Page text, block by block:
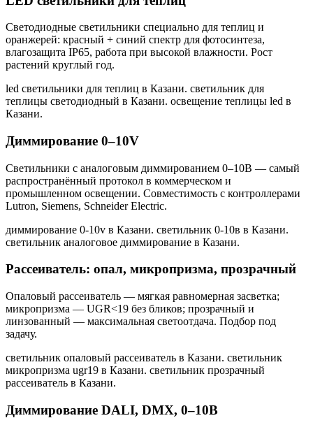
Светодиодные светильники специально для теплиц и
оранжерей: красный + синий спектр для фотосинтеза,
влагозащита IP65, работа при высокой влажности. Рост
растений круглый год.
led светильники для теплиц в Казани. светильник для
теплицы светодиодный в Казани. освещение теплицы led в
Казани.
Диммирование 0–10V
Светильники с аналоговым диммированием 0–10В — самый
распространённый протокол в коммерческом и
промышленном освещении. Совместимость с контроллерами
Lutron, Siemens, Schneider Electric.
диммирование 0-10v в Казани. светильник 0-10в в Казани.
светильник аналоговое диммирование в Казани.
Рассеиватель: опал, микропризма, прозрачный
Опаловый рассеиватель — мягкая равномерная засветка;
микропризма — UGR<19 без бликов; прозрачный и
линзованный — максимальная светоотдача. Подбор под
задачу.
светильник опаловый рассеиватель в Казани. светильник
микропризма ugr19 в Казани. светильник прозрачный
рассеиватель в Казани.
Диммирование DALI, DMX, 0–10В